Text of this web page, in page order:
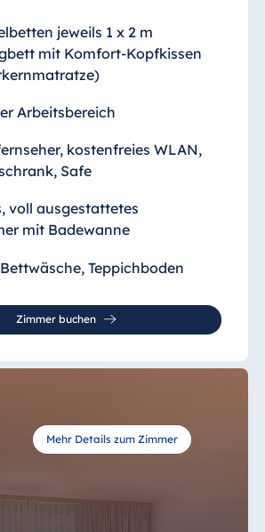
jeweils 1 x 2 m
mit Komfort-Kopfkissen
Arbeitsbereich
kostenfreies WLAN,
Safe
voll ausgestattetes
mit Badewanne
Teppichboden
Zimmer buchen
Mehr Details zum Zimmer